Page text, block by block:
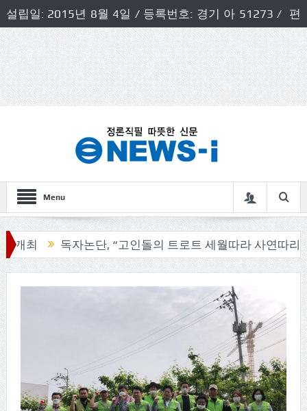
설립일: 2015년 8월 4일 / 등록번호: 경기 아 51273 / 편
집인 및 발행인: 허득천 / 개인정보책임자 및 청소년보호호
책임자: 최상규
Menu
독자논단, “고인돌의 트로트 세월따라 사연따라” 구